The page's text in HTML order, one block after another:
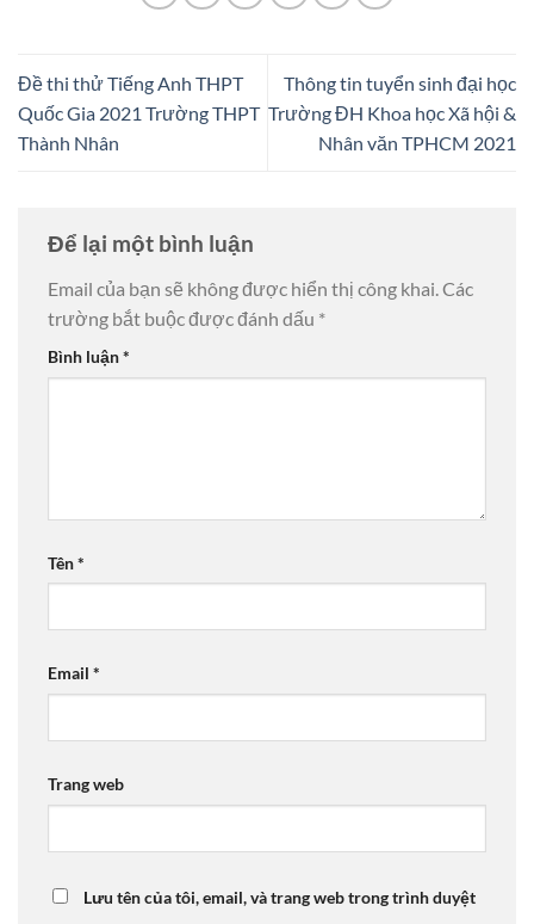
Đề thi thử Tiếng Anh THPT
Quốc Gia 2021 Trường THPT
Thành Nhân
Thông tin tuyển sinh đại học
Trường ĐH Khoa học Xã hội &
Nhân văn TPHCM 2021
Để lại một bình luận
Email của bạn sẽ không được hiển thị công khai. Các
trường bắt buộc được đánh dấu *
Bình luận*
Tên*
Email *
Trang web
Lưu tên của tôi, email, và trang web trong trình duyệt